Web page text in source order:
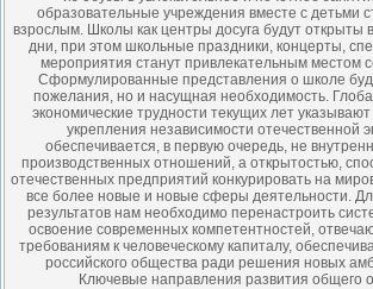
образовательные учреждения вместе с детьми
взрослым. Школы как центры досуга будут открыты
дни, при этом школьные праздники, концерты,
мероприятия станут привлекательным местом
Сформулированные представления о школе
пожелания, но и насущная необходимость.
экономические трудности текущих лет
укрепления независимости отечественной
обеспечивается, в первую очередь, не
производственных отношений, а открытостью,
отечественных предприятий конкурировать на
все более новые и новые сферы деятельности.
результатов нам необходимо перенастроить
освоение современных компетентностей,
требованиям к человеческому капиталу,
российского общества ради решения новых
Ключевые направления развития общего